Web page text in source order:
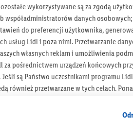
Bądź
Otrzymuj
wykorzystywane są za zgodą
danych osobowych;
do preferencji użytkownika,
usług Lidl i poza nimi. Przetwarzanie
własnych reklam i umożliwienia
pośrednictwem urządzeń końcowych
są Państwo uczestnikami programu
również przetwarzane w tych celach.
jako niezależny administrator